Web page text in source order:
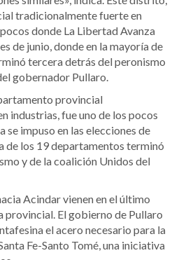
tradicionalmente fuerte en
donde La Libertad Avanza
de junio, donde en la mayoría de
tercera detrás del peronismo
gobernador Pullaro.
provincial
industrias, fue uno de los pocos
se impuso en las elecciones de
de los 19 departamentos terminó
y de la coalición Unidos del
Acindar vienen en el último
El gobierno de Pullaro
el acero necesario para la
Fe-Santo Tomé, una iniciativa